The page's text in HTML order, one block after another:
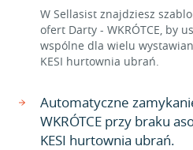
W Sellasist znajdziesz
ofert Darty - WKRÓTCE, by
wspólne dla wielu
KESI hurtownia ubrań.
Automatyczne
WKRÓTCE przy braku
KESI hurtownia ubrań.